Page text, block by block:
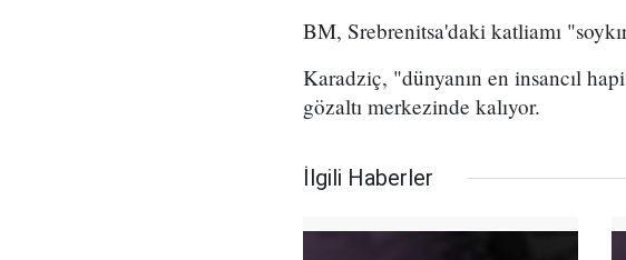
BM, Srebrenitsa'daki katliamı
Karadziç, "dünyanın en insancıl
gözaltı merkezinde kalıyor.
İlgili Haberler